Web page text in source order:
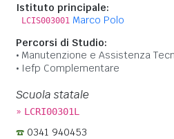
Istituto principale:
LCIS003001 Marco Polo
Percorsi di Studio:
Manutenzione e Assistenza
Iefp Complementare
Scuola statale
» LCRI00301L
0341 940453